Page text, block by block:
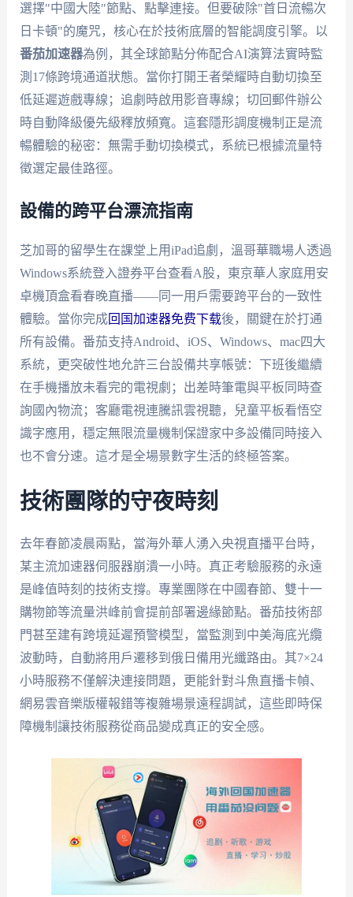
選擇"中國大陸"節點、點擊連接。但要破除"首日流暢次
日卡頓"的魔咒，核心在於技術底層的智能調度引擎。以
番茄加速器為例，其全球節點分佈配合AI演算法實時監
測17條跨境通道狀態。當你打開王者榮耀時自動切換至
低延遲遊戲專線；追劇時啟用影音專線；切回郵件辦公
時自動降級優先級釋放頻寬。這套隱形調度機制正是流
暢體驗的秘密：無需手動切換模式，系統已根據流量特
徵選定最佳路徑。
設備的跨平台漂流指南
芝加哥的留學生在課堂上用iPad追劇，溫哥華職場人透過
Windows系統登入證券平台查看A股，東京華人家庭用安
卓機頂盒看春晚直播——同一用戶需要跨平台的一致性
體驗。當你完成回国加速器免费下载後，關鍵在於打通
所有設備。番茄支持Android、iOS、Windows、mac四大
系統，更突破性地允許三台設備共享帳號：下班後繼續
在手機播放未看完的電視劇；出差時筆電與平板同時查
詢國內物流；客廳電視連騰訊雲視聽，兒童平板看悟空
識字應用，穩定無限流量機制保證家中多設備同時接入
也不會分速。這才是全場景數字生活的終極答案。
技術團隊的守夜時刻
去年春節凌晨兩點，當海外華人湧入央視直播平台時，
某主流加速器伺服器崩潰一小時。真正考驗服務的永遠
是峰值時刻的技術支撐。專業團隊在中國春節、雙十一
購物節等流量洪峰前會提前部署邊緣節點。番茄技術部
門甚至建有跨境延遲預警模型，當監測到中美海底光纜
波動時，自動將用戶遷移到俄日備用光纖路由。其7×24
小時服務不僅解決連接問題，更能針對斗魚直播卡幀、
網易雲音樂版權報錯等複雜場景遠程調試，這些即時保
障機制讓技術服務從商品變成真正的安全感。